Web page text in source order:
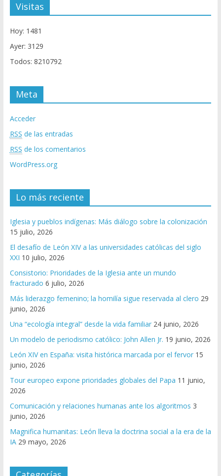
Visitas
Hoy: 1481
Ayer: 3129
Todos: 8210792
Meta
Acceder
RSS de las entradas
RSS de los comentarios
WordPress.org
Lo más reciente
Iglesia y pueblos indígenas: Más diálogo sobre la colonización
15 julio, 2026
El desafío de León XIV a las universidades católicas del siglo
XXI 10 julio, 2026
Consistorio: Prioridades de la Iglesia ante un mundo
fracturado 6 julio, 2026
Más liderazgo femenino; la homilía sigue reservada al clero 29
junio, 2026
Una “ecología integral” desde la vida familiar 24 junio, 2026
Un modelo de periodismo católico: John Allen Jr. 19 junio, 2026
León XIV en España: visita histórica marcada por el fervor 15
junio, 2026
Tour europeo expone prioridades globales del Papa 11 junio,
2026
Comunicación y relaciones humanas ante los algoritmos 3
junio, 2026
Magnifica humanitas: León lleva la doctrina social a la era de la
IA 29 mayo, 2026